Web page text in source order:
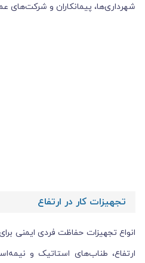
شهرداری‌ها، پیمانکاران و شرکت‌های
تجهیزات کار در ارتفاع
انواع تجهیزات حفاظت فردی ایمنی
ارتفاع، طناب‌های استاتیک و